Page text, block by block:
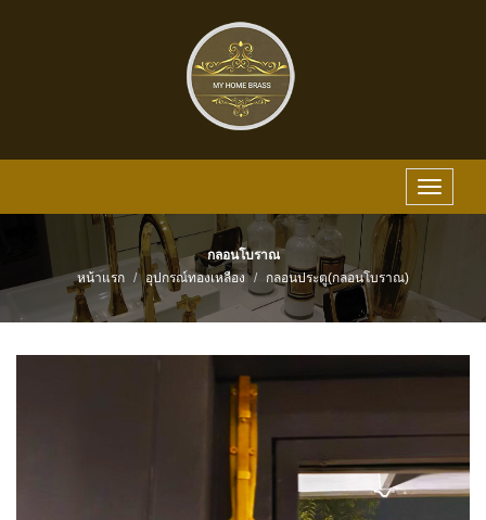
Toggle
กลอนโบราณ
หน้าแรก
อุปกรณ์ทองเหลือง กลอนประตู(กลอนโบราณ)